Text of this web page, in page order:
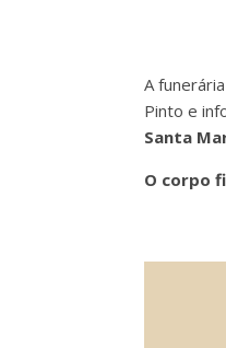
A
Pinto e
Santa
O corpo